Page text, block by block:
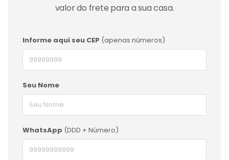
valor do frete para a sua casa.
Informe aqui seu CEP (apenas números)
Seu Nome
WhatsApp (DDD + Número)